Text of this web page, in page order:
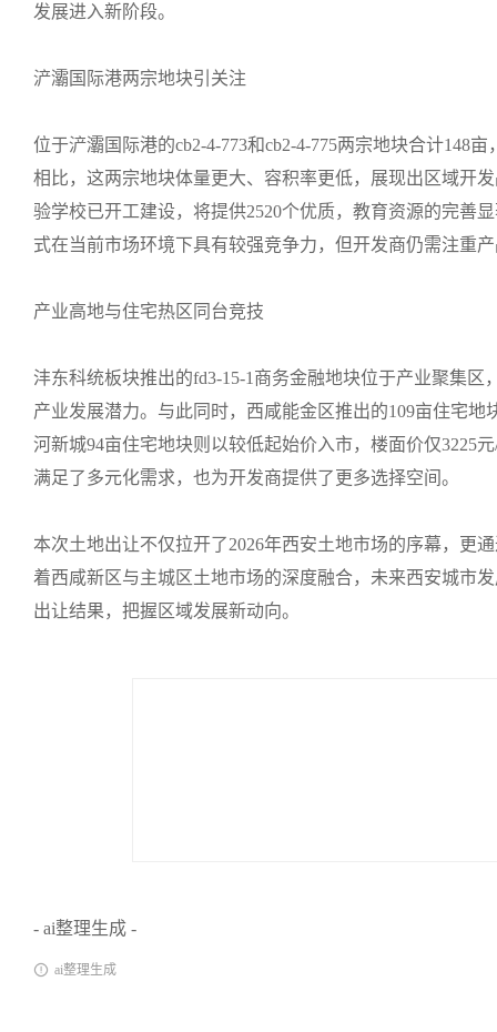
发展进入新阶段。
浐灞国际港两宗地块引关注
位于浐灞国际港的cb2-4-773和cb2-4-775两宗地块合计148
相比，这两宗地块体量更大、容积率更低，展现出区域开
验学校已开工建设，将提供2520个优质，教育资源的完善
式在当前市场环境下具有较强竞争力，但开发商仍需注重
产业高地与住宅热区同台竞技
沣东科统板块推出的fd3-15-1商务金融地块位于产业聚集
产业发展潜力。与此同时，西咸能金区推出的109亩住宅
河新城94亩住宅地块则以较低起始价入市，楼面价仅3225
满足了多元化需求，也为开发商提供了更多选择空间。
本次土地出让不仅拉开了2026年西安土地市场的序幕，更
着西咸新区与主城区土地市场的深度融合，未来西安城市
出让结果，把握区域发展新动向。
- ai整理生成 -
ai整理生成